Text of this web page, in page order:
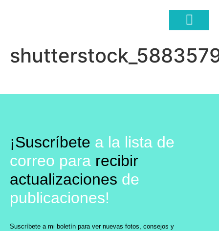
¡Suscríbete a la lista de
correo para recibir
actualizaciones de
publicaciones!
Suscríbete a mi boletín para ver nuevas fotos, consejos y